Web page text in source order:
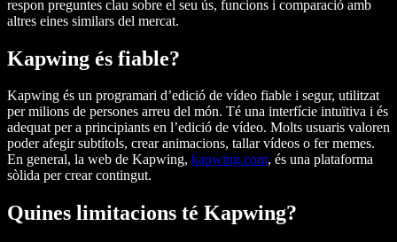
respon preguntes clau sobre el seu ús, funcions i comparació amb
altres eines similars del mercat.
Kapwing és fiable?
Kapwing és un programari d’edició de vídeo fiable i segur, utilitzat
per milions de persones arreu del món. Té una interfície intuïtiva i és
adequat per a principiants en l’edició de vídeo. Molts usuaris valoren
poder afegir subtítols, crear animacions, tallar vídeos o fer memes.
En general, la web de Kapwing, kapwing.com, és una plataforma
sòlida per crear contingut.
Quines limitacions té Kapwing?